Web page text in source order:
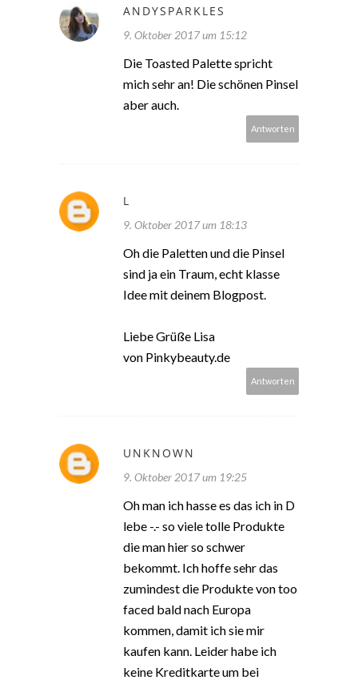
ANDYSPARKLES
9. Oktober 2017 um 15:12
Die Toasted Palette spricht
mich sehr an! Die schönen Pinsel
aber auch.
Antworten
L
9. Oktober 2017 um 18:13
Oh die Paletten und die Pinsel
sind ja ein Traum, echt klasse
Idee mit deinem Blogpost.
Liebe Grüße Lisa
von Pinkybeauty.de
Antworten
UNKNOWN
9. Oktober 2017 um 19:25
Oh man ich hasse es das ich in D
lebe -.- so viele tolle Produkte
die man hier so schwer
bekommt. Ich hoffe sehr das
zumindest die Produkte von too
faced bald nach Europa
kommen, damit ich sie mir
kaufen kann. Leider habe ich
keine Kreditkarte um bei